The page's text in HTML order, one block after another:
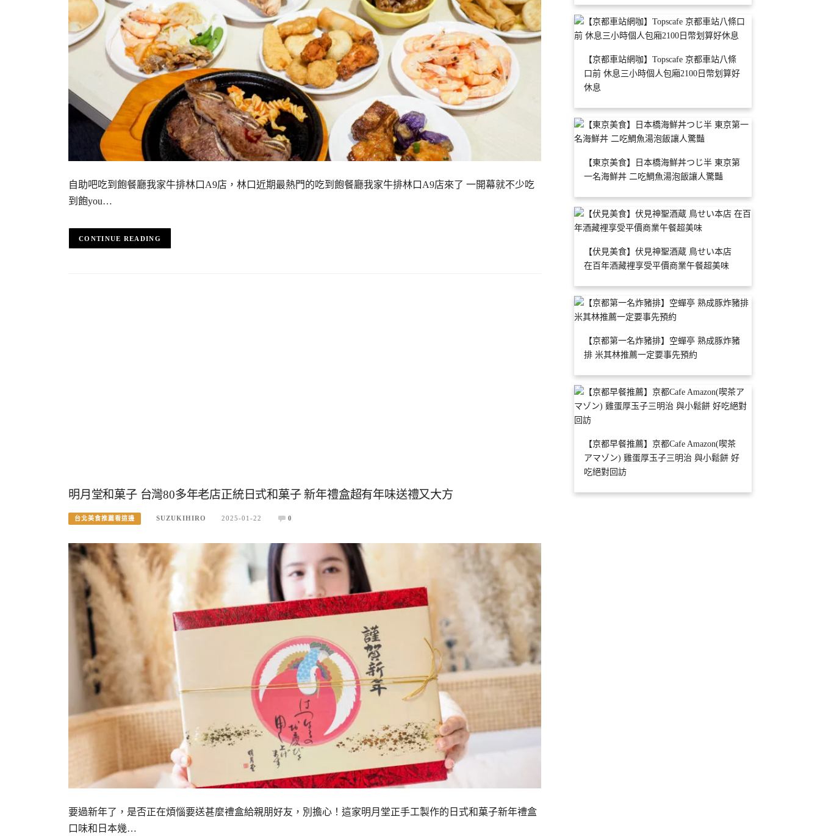
自助吧吃到飽餐廳我家牛排林口A9店，林口近期最熱門的吃到飽餐廳我家牛排林口A9店來了 一開幕就不少吃
到飽you…
CONTINUE READING
明月堂和菓子 台灣80多年老店正統日式和菓子 新年禮盒超有年味送禮又大方
台北美食推薦看這邊 SUZUKIHIRO 2025-01-22 0
要過新年了，是否正在煩惱要送甚麼禮盒給親朋好友，別擔心！這家明月堂正手工製作的日式和菓子新年禮盒
口味和日本幾…
【京都車站網咖】Topscafe 京都車站八條
口前 休息三小時個人包廂2100日幣划算好
休息
【東京美食】日本橋海鮮丼つじ半 東京第
一名海鮮丼 二吃鯛魚湯泡飯讓人驚豔
【伏見美食】伏見神聖酒蔵 鳥せい本店
在百年酒藏裡享受平價商業午餐超美味
【京都第一名炸豬排】空蟬亭 熟成豚炸豬
排 米其林推薦一定要事先預約
【京都早餐推薦】京都Cafe Amazon(喫茶
アマゾン) 雞蛋厚玉子三明治 與小鬆餅 好
吃絕對回訪